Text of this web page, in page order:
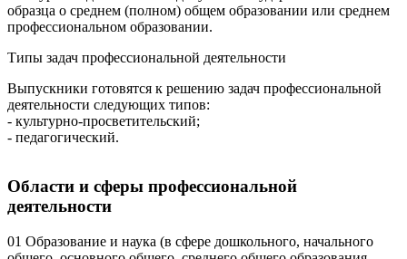
образца о среднем (полном) общем образовании или среднем
профессиональном образовании.
Типы задач профессиональной деятельности
Выпускники готовятся к решению задач профессиональной
деятельности следующих типов:
- культурно-просветительский;
- педагогический.
Области и сферы профессиональной
деятельности
01 Образование и наука (в сфере дошкольного, начального